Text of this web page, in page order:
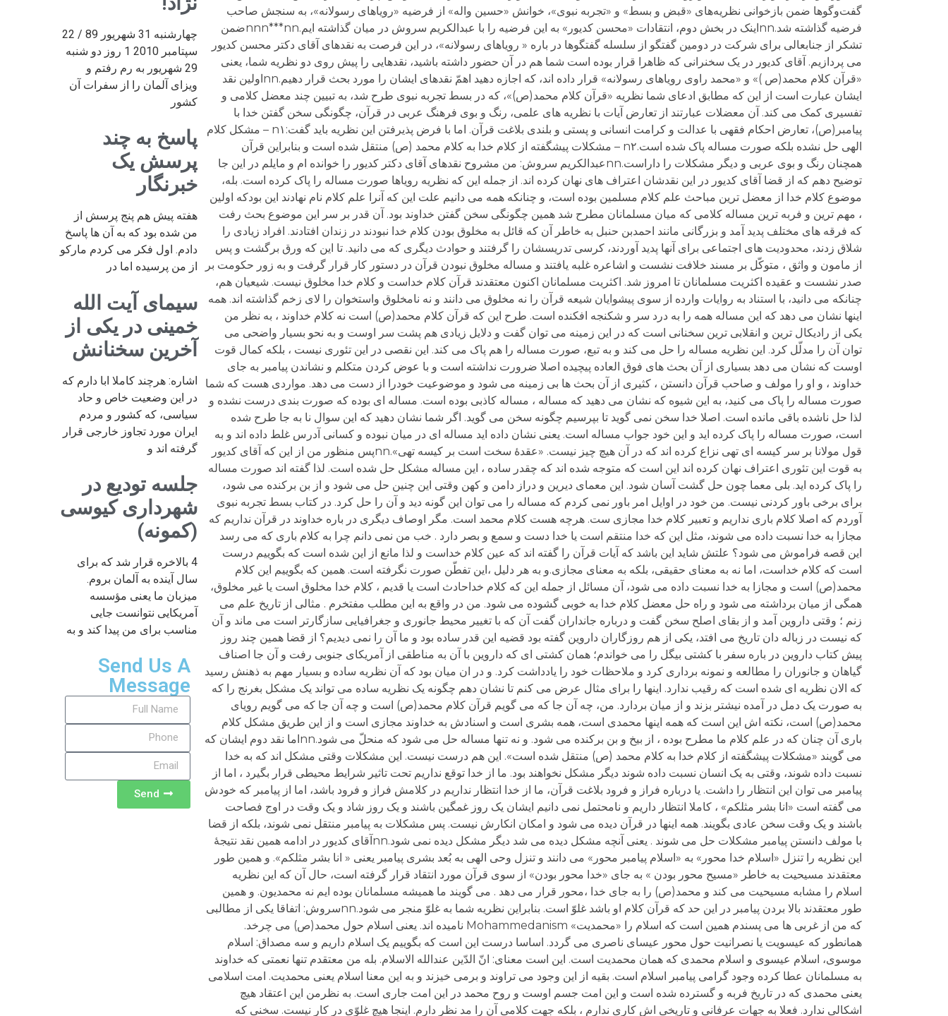
چهارشنبه 31 شهریور 89 / 22
سپتامبر 2010 1 روز دو شنبه
29 شهریور به رم رفتم و
ویزای آلمان را از سفرات آن
کشور
پاسخ به چند
پرسش یک
خبرنگار
هفته پیش هم پنج پرسش از
من شده بود که به آن ها پاسخ
دادم. اول فکر می کردم مارکو
از من پرسیده اما در
سیمای آیت الله
خمینی در یکی از
آخرین سخنانش
اشاره: هرچند کاملا ابا دارم که
در این وضعیت خاص و حاد
سیاسی، که کشور و مردم
ایران مورد تجاوز خارجی قرار
گرفته اند و
جلسه تودیع در
شهرداری کیوسی
(کمونه)
4 بالاخره قرار شد که برای
سال آینده به آلمان بروم.
میزبان ما یعنی مؤسسه
آمریکایی نتوانست جایی
مناسب برای من پیدا کند و به
Send Us A
Message
Send